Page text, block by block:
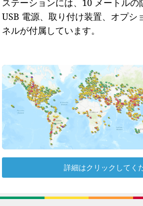
ステーションには、10 メートルの
USB 電源、取り付け装置、オプシ
ネルが付属しています。
詳細はクリックしてく